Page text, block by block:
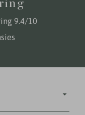
9.4/10